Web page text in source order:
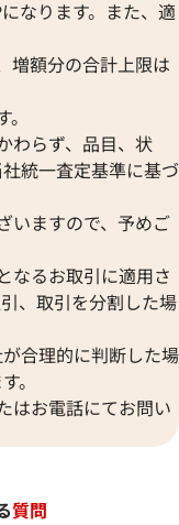
なります。また、適
増額分の合計上限は
わらず、品目、状
統一査定基準に基づ
いますので、予めご
なるお取引に適用さ
、取引を分割した場
合理的に判断した場
。
はお電話にてお問い
質問